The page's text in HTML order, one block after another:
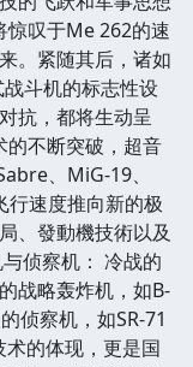
惊叹于Me 262的速
。紧随其后，诸如
斗机的标志性设
抗，都将生动呈
的不断突破，超音
、MiG-19、
速度推向新的极
、發動機技術以及
侦察机： 冷战的
战略轰炸机，如B-
侦察机，如SR-71
的体现，更是国